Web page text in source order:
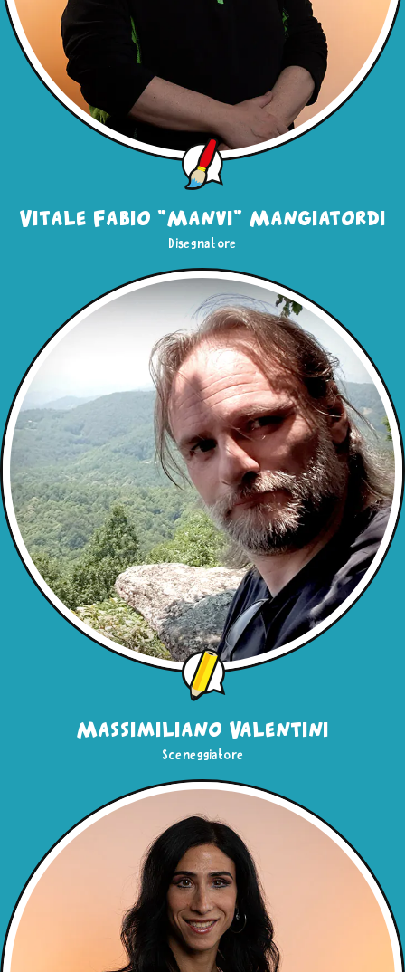
Vitale Fabio "Manvi" Mangiatordi
Disegnatore
Massimiliano Valentini
Sceneggiatore